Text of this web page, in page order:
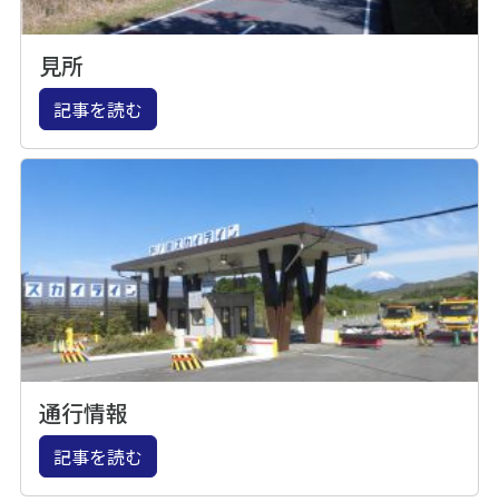
見所
記事を読む
通行情報
記事を読む